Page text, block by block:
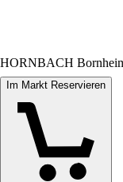
HORNBACH
Im Markt Reservieren